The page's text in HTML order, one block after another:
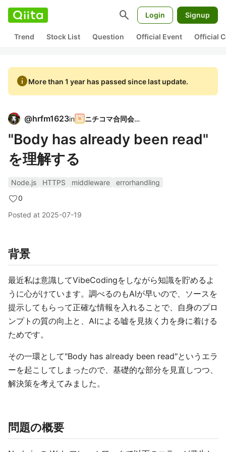
search Login Signup
Trend Stock List Question Official Event Official
infoMore than 1 year has passed since last update.
@hrfm1623in ニチコマ合同会社
"Body has already been read"
を理解する
Node.js HTTPS middleware
errorhandling
0
Posted at 2025-07-19
背景
最近私は意識してVibeCodingをしながら知識を貯めるよ
うに心がけています。調べるのもAIが早いので、ソースを
提示してもらって正確な情報を入れることで、自身のプロ
ンプトの質の向上と、AIによる嘘を見抜く力を身に着ける
ためです。
その一環として"Body has already been read"というエラ
ーを起こしてしまったので、基礎的な部分を見直しつつ、
解決策を考えてみました。
問題の概要